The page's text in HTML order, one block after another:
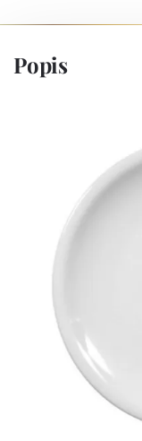
Popis